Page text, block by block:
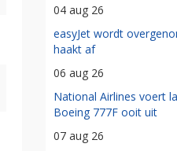
04 aug 26
easyJet wordt
haakt af
06 aug 26
National Airlines voert
Boeing 777F ooit uit
07 aug 26